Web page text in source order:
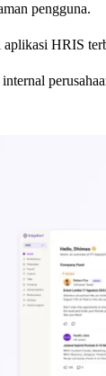
pengguna.
HRIS